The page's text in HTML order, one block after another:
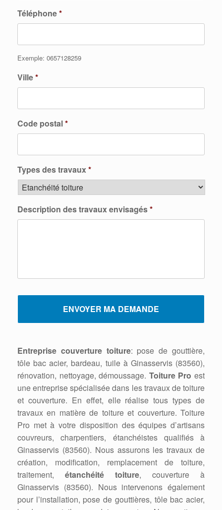
Téléphone*
Exemple: 0657128259
Ville*
Code postal*
Types des travaux*
Description des travaux envisagés*
Entreprise couverture toiture: pose de gouttière,
tôle bac acier, bardeau, tuile à Ginasservis (83560),
rénovation, nettoyage, démoussage. Toiture Pro est
une entreprise spécialisée dans les travaux de toiture
et couverture. En effet, elle réalise tous types de
travaux en matière de toiture et couverture. Toiture
Pro met à votre disposition des équipes d’artisans
couvreurs, charpentiers, étanchéistes qualifiés à
Ginasservis (83560). Nous assurons les travaux de
création, modification, remplacement de toiture,
traitement, étanchéité toiture, couverture à
Ginasservis (83560). Nous intervenons également
pour l’installation, pose de gouttières, tôle bac acier,